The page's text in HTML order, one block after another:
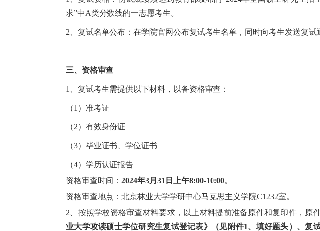
求”中A类分数线的一志愿考生。
2、复试名单公布：在学院官网公布复试考生名单，同时向考生发送复试
三、资格审查
1、复试考生需提供以下材料，以备资格审查：
（1）准考证
（2）有效身份证
（3）毕业证书、学位证书
（4）学历认证报告
资格审查时间： 2024年3月31日上午8:00-10:00。
资格审查地点：北京林业大学学研中心马克思主义学院C1232室。
2、按照学校资格审查材料要求，以上材料提前准备原件和复印件，原
业大学攻读硕士学位研究生复试登记表》（见附件1、填好题头）、复